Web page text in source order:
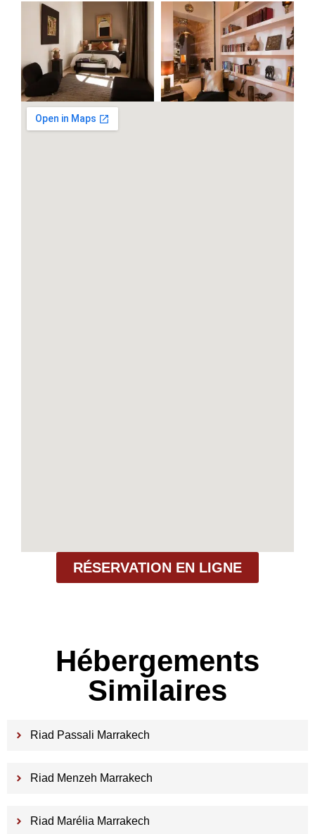
RÉSERVATION EN LIGNE
Hébergements
Similaires
Riad Passali Marrakech
Riad Menzeh Marrakech
Riad Marélia Marrakech